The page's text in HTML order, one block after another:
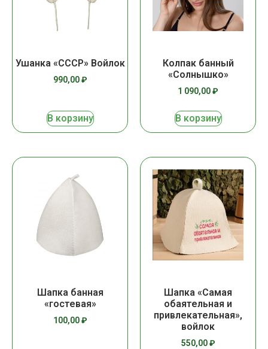
Ушанка «СССР» Войлок
990,00₽
В корзину
Колпак банный
«Солнышко»
1 090,00₽
В корзину
Шапка банная
«гостевая»
100,00₽
Шапка «Самая
обаятельная и
привлекательная»,
войлок
550,00₽